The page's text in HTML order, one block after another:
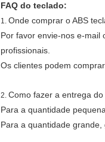
FAQ do teclado:
1. Onde comprar o ABS
Por favor envie-nos e-mail
profissionais.
Os clientes podem
2. Como fazer a entrega
Para a quantidade
Para a quantidade